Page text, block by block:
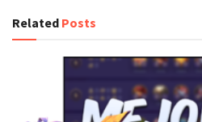
Related Posts